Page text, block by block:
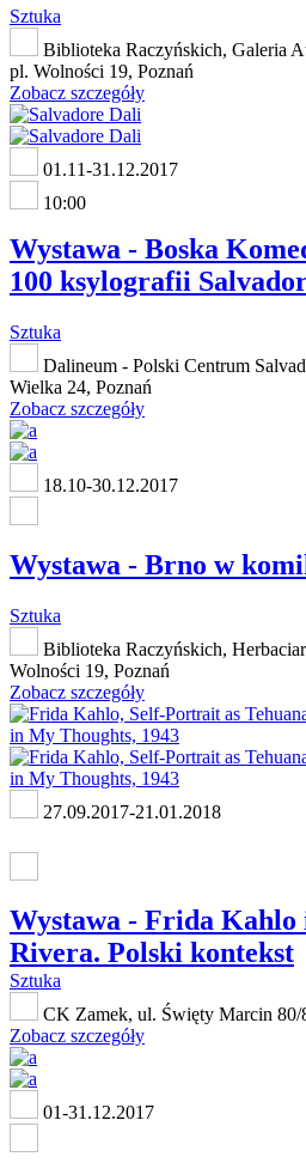
Sztuka
Biblioteka Raczyńskich, Galeria
pl. Wolności 19, Poznań
Zobacz szczegóły
01.11-31.12.2017
10:00
Wystawa - Boska
100 ksylografii
Sztuka
Dalineum - Polski Centrum
Wielka 24, Poznań
Zobacz szczegóły
18.10-30.12.2017
Wystawa - Brno w
Sztuka
Biblioteka Raczyńskich,
Wolności 19, Poznań
Zobacz szczegóły
27.09.2017-21.01.2018
Wystawa - Frida Kahlo
Rivera. Polski kontekst
Sztuka
CK Zamek, ul. Święty Marcin 80/
Zobacz szczegóły
01-31.12.2017